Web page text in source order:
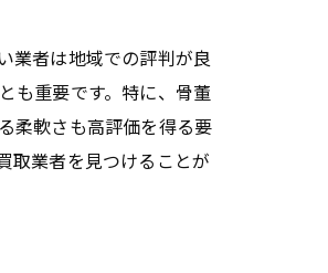
業者は地域での評判が良
も重要です。特に、骨董
柔軟さも高評価を得る要
取業者を見つけることが